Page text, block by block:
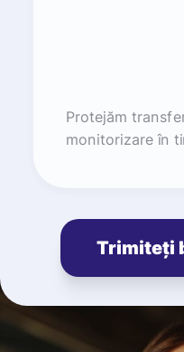
Protejăm
monitorizare în
Trimiteți